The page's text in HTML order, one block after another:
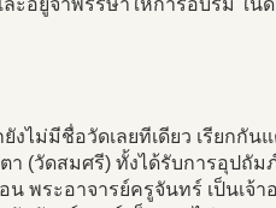
ะอยู่จำพรรษาให้การอบรม ใ
งไม่มีชื่อวัดเลยทีเดียว เรียกกัน
า (วัดสมศรี) ทั้งได้รับการอุปถั
พระอาจารย์ครูจันทร์ เป็นเจ้